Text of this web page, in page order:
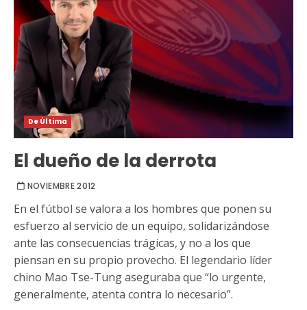
De Última
El dueño de la derrota
NOVIEMBRE 2012
En el fútbol se valora a los hombres que ponen su
esfuerzo al servicio de un equipo, solidarizándose
ante las consecuencias trágicas, y no a los que
piensan en su propio provecho. El legendario líder
chino Mao Tse-Tung aseguraba que “lo urgente,
generalmente, atenta contra lo necesario”.